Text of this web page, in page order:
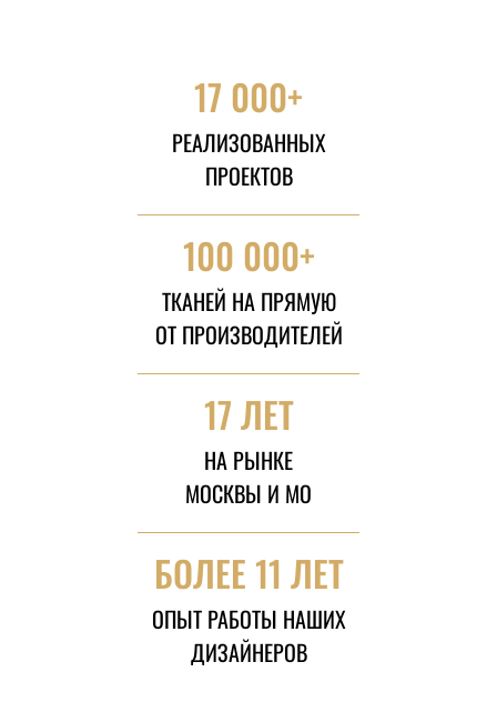
17 000+
РЕАЛИЗОВАННЫХ
ПРОЕКТОВ
100 000+
ТКАНЕЙ НА ПРЯМУЮ
ОТ ПРОИЗВОДИТЕЛЕЙ
17 ЛЕТ
НА РЫНКЕ
МОСКВЫ И МО
БОЛЕЕ 11 ЛЕТ
ОПЫТ РАБОТЫ НАШИХ
ДИЗАЙНЕРОВ